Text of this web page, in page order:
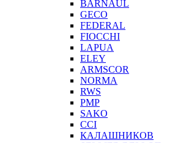
BARNAUL
GEСO
FEDERAL
FIOCCHI
LAPUA
ELEY
ARMSCOR
NORMA
RWS
PMP
SAKO
CCI
КАЛАШНИКОВ